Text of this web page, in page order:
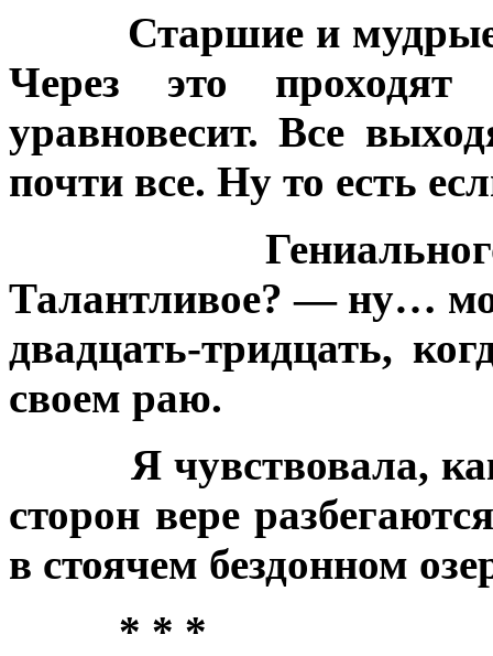
Старшие и
Через это
уравновесит. Все
почти все. Ну то есть
Талантливое? — ну…
двадцать-тридцать,
своем раю.
Я чувствовала,
сторон вере
в стоячем бездонном
* * *